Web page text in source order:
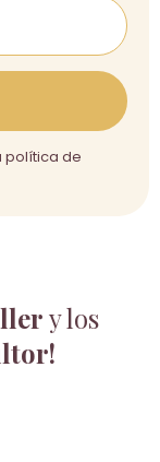
y los
política de